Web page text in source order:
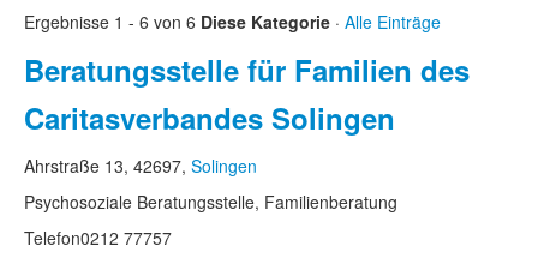
Ergebnisse 1 - 6 von 6 Diese Kategorie · Alle Einträge
Beratungsstelle für Familien des
Caritasverbandes Solingen
Ahrstraße 13, 42697, Solingen
Psychosoziale Beratungsstelle, Familienberatung
Telefon0212 77757